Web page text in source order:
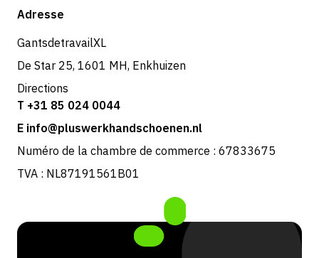
Retours et service
Boutique
Adresse
GantsdetravailXL
De Star 25, 1601 MH, Enkhuizen
Directions
T +31 85 024 0044
E info@pluswerkhandschoenen.nl
Numéro de la chambre de commerce : 67833675
TVA : NL87191561B01